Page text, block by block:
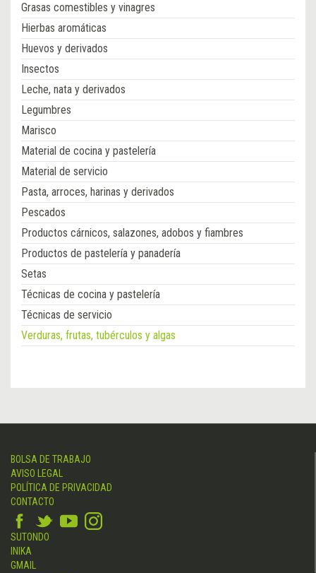
Grasas comestibles y vinagres
Hierbas aromáticas
Huevos y derivados
Insectos
Leche, nata y derivados
Legumbres
Marisco
Material de cocina y pastelería
Material de servicio
Pasta, arroces, harinas y derivados
Pescados
Productos cárnicos, salazones, adobos y fiambres
Productos de pastelería y panadería
Setas
Técnicas de cocina y pastelería
Técnicas de servicio
Verduras, frutas, tubérculos y algas
BOLSA DE TRABAJO
AVISO LEGAL
POLÍTICA DE PRIVACIDAD
CONTACTO
SUTONDO
INIKA
GMAIL